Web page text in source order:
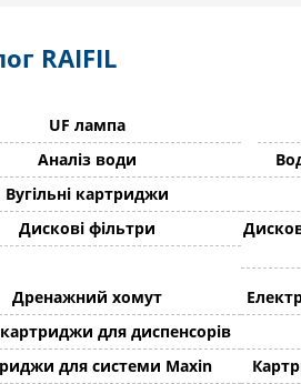
RAIFIL
UF лампа
Аналіз води
Вугільні картриджи
Дискові фільтри
Дренажний хомут
для диспенсорів
для системи Maxin